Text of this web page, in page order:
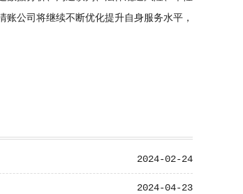
公司将继续不断优化提升自身服务水平，
2024-02-24
2024-04-23